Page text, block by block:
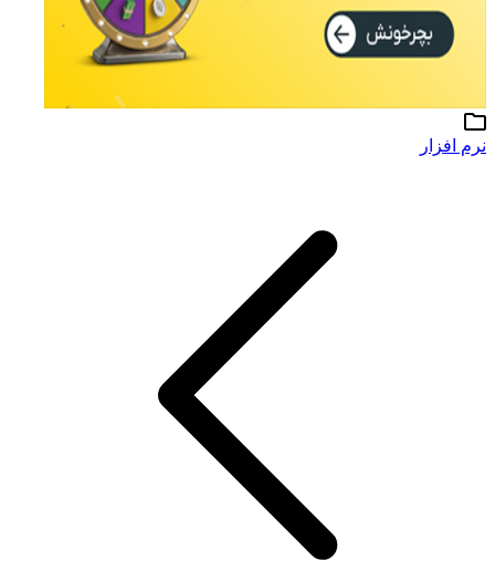
نرم افزار